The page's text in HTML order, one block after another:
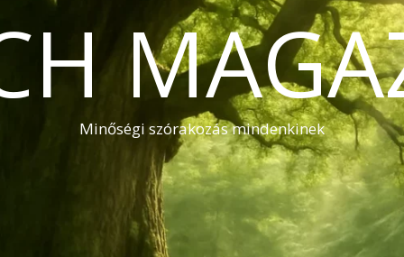
Minőségi szórakozás mindenkinek